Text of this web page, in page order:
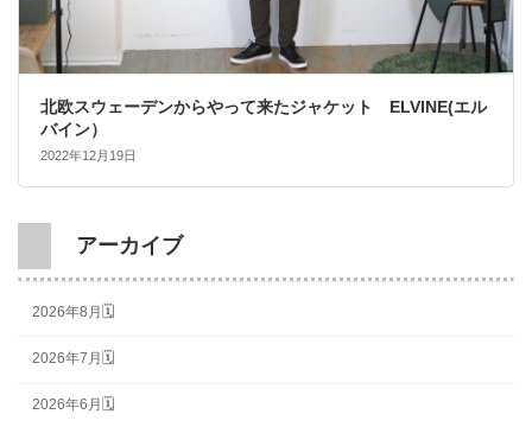
北欧スウェーデンからやって来たジャケット ELVINE(エル
バイン）
2022年12月19日
アーカイブ
2026年8月🗓
2026年7月🗓
2026年6月🗓